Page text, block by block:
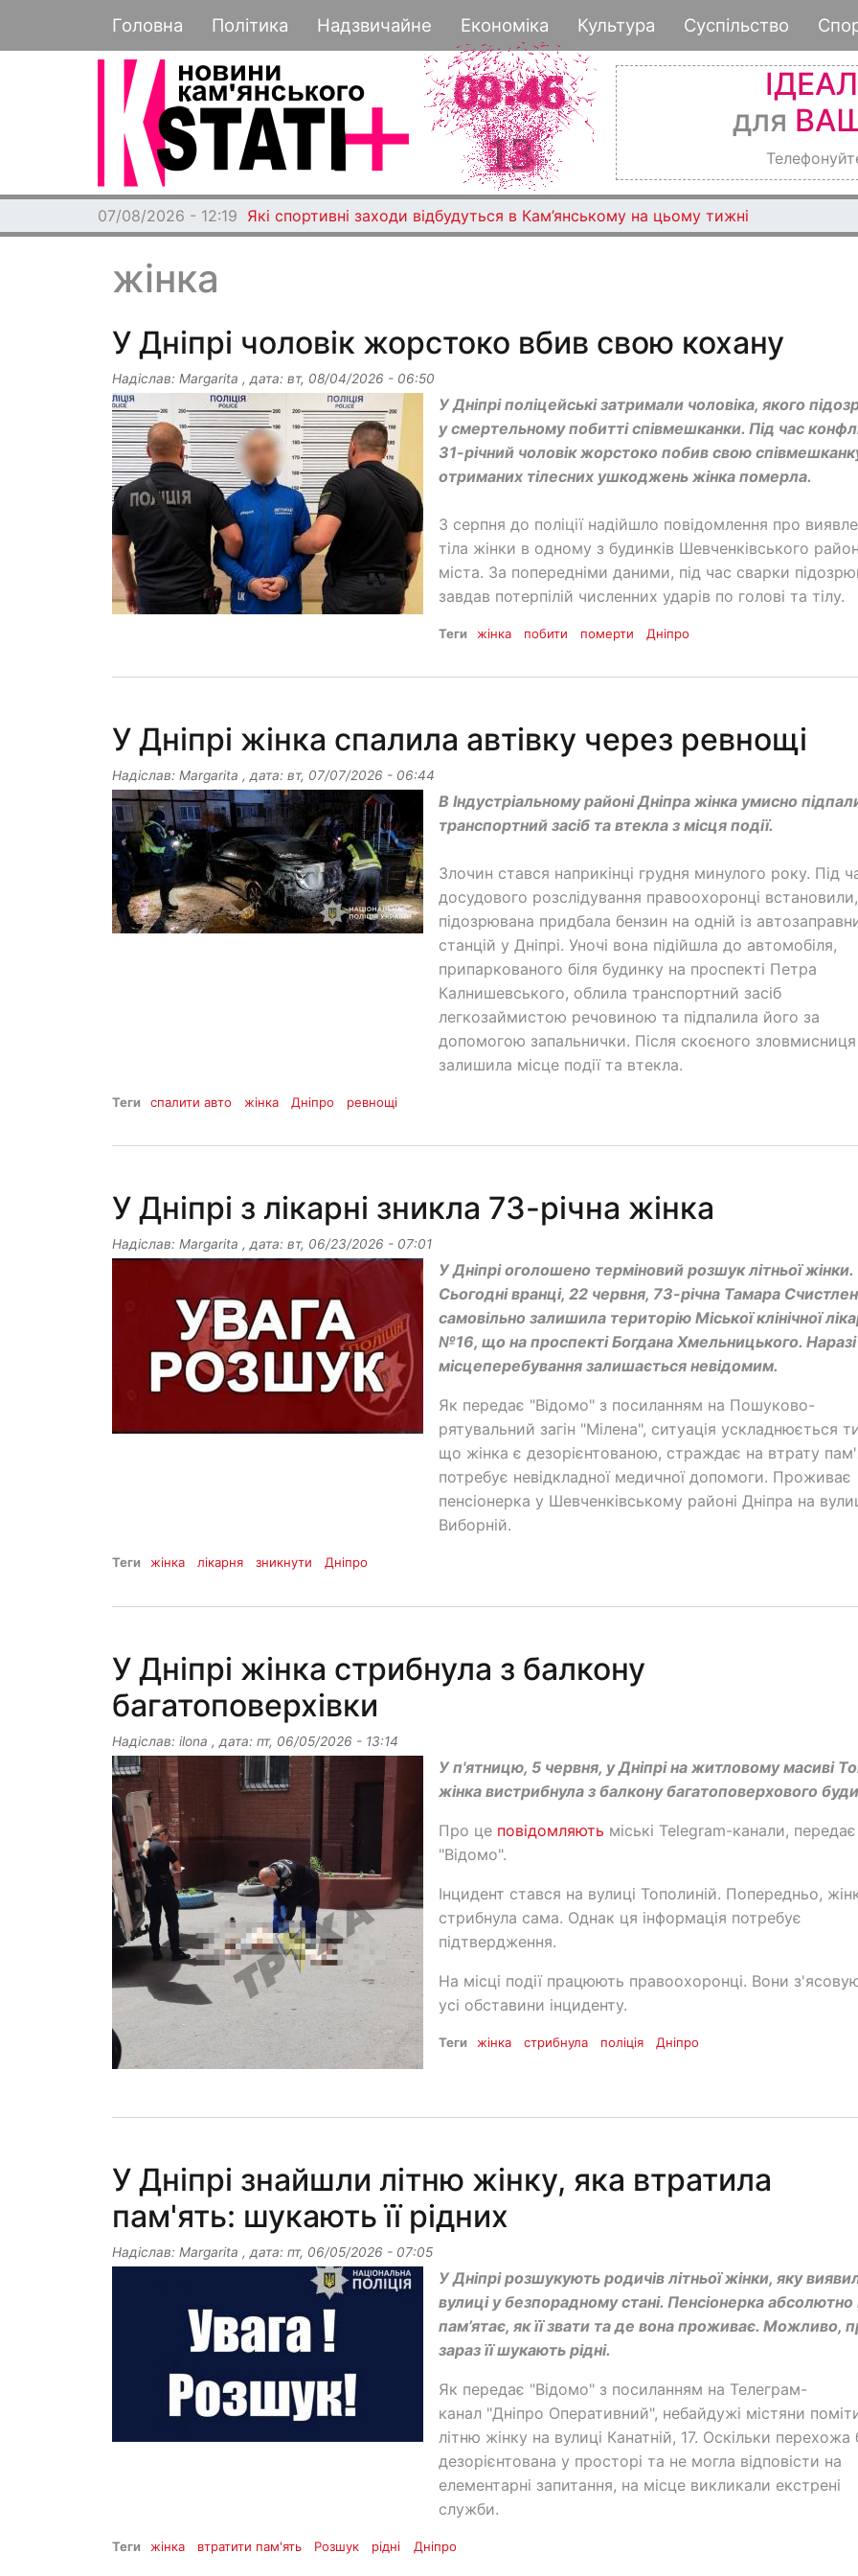
до
основного
Основная навигация
Головна Політика Надзвичайне Економіка Культура Суспільство
для
07/08/2026 - 12:19 Які спортивні заходи відбудуться в Кам’янському на цьому тижні
жінка
У Дніпрі чоловік жорстоко вбив свою кохану
Надіслав: Margarita , дата: вт, 08/04/2026 - 06:50
У Дніпрі поліцейські затримали чоловіка, якого
у смертельному побитті співмешканки. Під час
31-річний чоловік жорстоко побив свою
отриманих тілесних ушкоджень жінка померла.
3 серпня до поліції надійшло повідомлення про
тіла жінки в одному з будинків Шевченківського
міста. За попередніми даними, під час сварки
завдав потерпілій численних ударів по голові та тілу.
Теги жінка побити померти Дніпро
У Дніпрі жінка спалила автівку через ревнощі
Надіслав: Margarita , дата: вт, 07/07/2026 - 06:44
В Індустріальному районі Дніпра жінка умисно
транспортний засіб та втекла з місця події.
Злочин стався наприкінці грудня минулого року. Під
досудового розслідування правоохоронці
підозрювана придбала бензин на одній із
станцій у Дніпрі. Уночі вона підійшла до автомобіля,
припаркованого біля будинку на проспекті Петра
Калнишевського, облила транспортний засіб
легкозаймистою речовиною та підпалила його за
допомогою запальнички. Після скоєного зловмисниця
залишила місце події та втекла.
Теги спалити авто жінка Дніпро ревнощі
У Дніпрі з лікарні зникла 73-річна жінка
Надіслав: Margarita , дата: вт, 06/23/2026 - 07:01
У Дніпрі оголошено терміновий розшук літньої жінки.
Сьогодні вранці, 22 червня, 73-річна Тамара
самовільно залишила територію Міської клінічної
№16, що на проспекті Богдана Хмельницького. Наразі
місцеперебування залишається невідомим.
Як передає "Відомо" з посиланням на Пошуково-
рятувальний загін "Мілена", ситуація ускладнюється
що жінка є дезорієнтованою, страждає на втрату
потребує невідкладної медичної допомоги. Проживає
пенсіонерка у Шевченківському районі Дніпра на
Виборній.
Теги жінка лікарня зникнути Дніпро
У Дніпрі жінка стрибнула з балкону
багатоповерхівки
Надіслав: ilona , дата: пт, 06/05/2026 - 13:14
У п'ятницю, 5 червня, у Дніпрі на житловому масиві
жінка вистрибнула з балкону багатоповерхового
Про це повідомляють міські Telegram-канали, передає
"Відомо".
Інцидент стався на вулиці Тополиній. Попередньо,
стрибнула сама. Однак ця інформація потребує
підтвердження.
На місці події працюють правоохоронці. Вони
усі обставини інциденту.
Теги жінка стрибнула поліція Дніпро
У Дніпрі знайшли літню жінку, яка втратила
пам'ять: шукають її рідних
Надіслав: Margarita , дата: пт, 06/05/2026 - 07:05
У Дніпрі розшукують родичів літньої жінки, яку
вулиці у безпорадному стані. Пенсіонерка абсолютно
пам’ятає, як її звати та де вона проживає. Можливо,
зараз її шукають рідні.
Як передає "Відомо" з посиланням на Телеграм-
канал "Дніпро Оперативний", небайдужі містяни
літню жінку на вулиці Канатній, 17. Оскільки перехожа
дезорієнтована у просторі та не могла відповісти на
елементарні запитання, на місце викликали екстрені
служби.
Теги жінка втратити пам'ять Розшук рідні Дніпро